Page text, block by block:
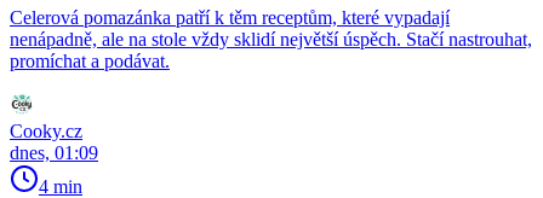
Celerová pomazánka patří k těm receptům, které vypadají
nenápadně, ale na stole vždy sklidí největší úspěch. Stačí nastrouhat,
promíchat a podávat.
Cooky.cz
dnes, 01:09
4 min